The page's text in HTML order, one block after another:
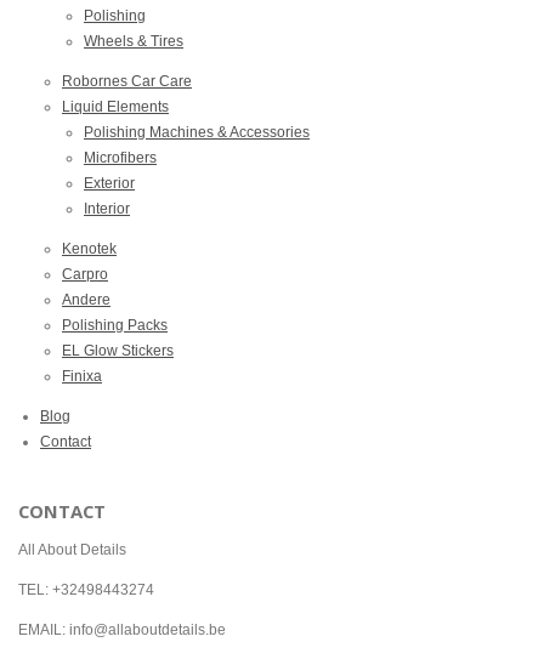
Polishing
Wheels & Tires
Robornes Car Care
Liquid Elements
Polishing Machines & Accessories
Microfibers
Exterior
Interior
Kenotek
Carpro
Andere
Polishing Packs
EL Glow Stickers
Finixa
Blog
Contact
CONTACT
All About Details
TEL: +32498443274
EMAIL: info@allaboutdetails.be